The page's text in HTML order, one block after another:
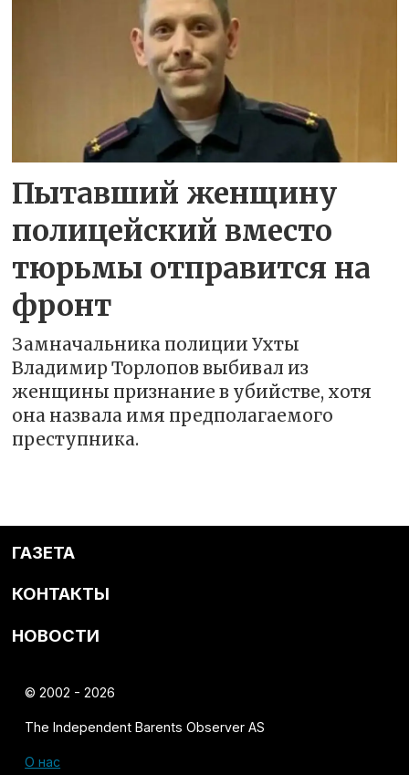
Пытавший женщину
полицейский вместо
тюрьмы отправится на
фронт
Замначальника полиции Ухты
Владимир Торлопов выбивал из
женщины признание в убийстве, хотя
она назвала имя предполагаемого
преступника.
ГАЗЕТА
КОНТАКТЫ
НОВОСТИ
© 2002 - 2026
The Independent Barents Observer AS
О нас